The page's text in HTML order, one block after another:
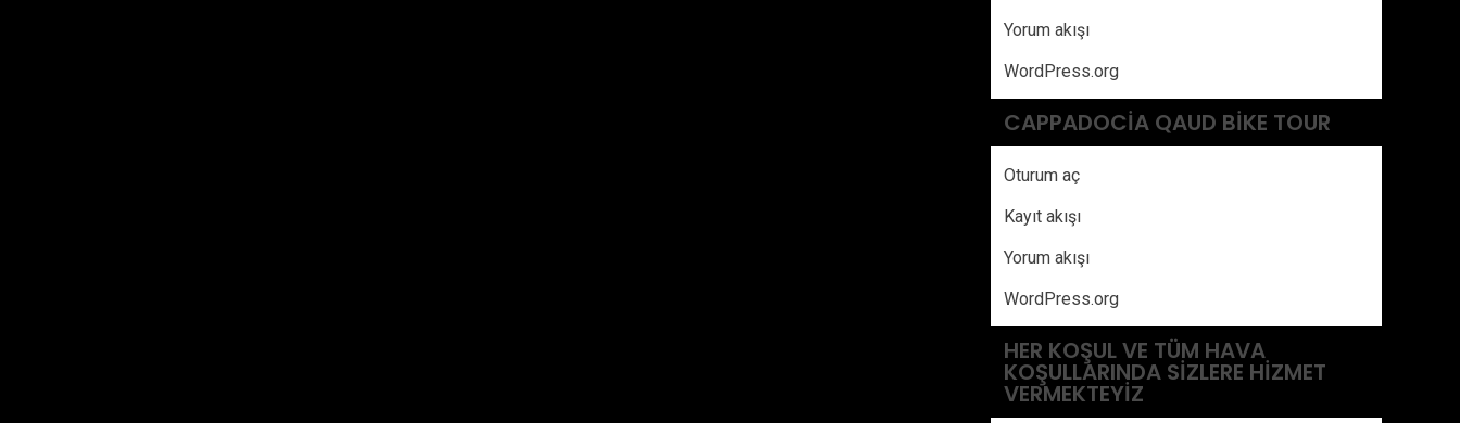
Yorum akışı
WordPress.org
CAPPADOCIA QAUD BIKE TOUR
Oturum aç
Kayıt akışı
Yorum akışı
WordPress.org
HER KOŞUL VE TÜM HAVA
KOŞULLARINDA SIZLERE HIZMET
VERMEKTEYIZ